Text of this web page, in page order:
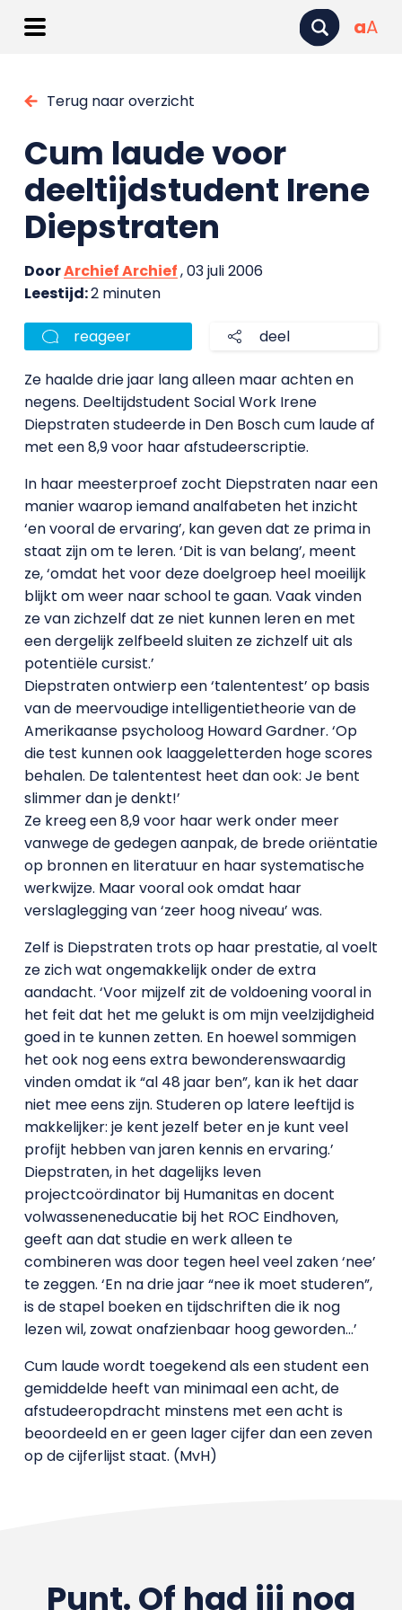
aA
Terug naar overzicht
Cum laude voor
deeltijdstudent Irene
Diepstraten
DoorArchief Archief, 03 juli 2006
Leestijd:2 minuten
reageer deel
Ze haalde drie jaar lang alleen maar achten en
negens. Deeltijdstudent Social Work Irene
Diepstraten studeerde in Den Bosch cum laude af
met een 8,9 voor haar afstudeerscriptie.
In haar meesterproef zocht Diepstraten naar een
manier waarop iemand analfabeten het inzicht
‘en vooral de ervaring’, kan geven dat ze prima in
staat zijn om te leren. ‘Dit is van belang’, meent
ze, ‘omdat het voor deze doelgroep heel moeilijk
blijkt om weer naar school te gaan. Vaak vinden
ze van zichzelf dat ze niet kunnen leren en met
een dergelijk zelfbeeld sluiten ze zichzelf uit als
potentiële cursist.’
Diepstraten ontwierp een ‘talententest’ op basis
van de meervoudige intelligentietheorie van de
Amerikaanse psycholoog Howard Gardner. ‘Op
die test kunnen ook laaggeletterden hoge scores
behalen. De talententest heet dan ook: Je bent
slimmer dan je denkt!’
Ze kreeg een 8,9 voor haar werk onder meer
vanwege de gedegen aanpak, de brede oriëntatie
op bronnen en literatuur en haar systematische
werkwijze. Maar vooral ook omdat haar
verslaglegging van ‘zeer hoog niveau’ was.
Zelf is Diepstraten trots op haar prestatie, al voelt
ze zich wat ongemakkelijk onder de extra
aandacht. ‘Voor mijzelf zit de voldoening vooral in
het feit dat het me gelukt is om mijn veelzijdigheid
goed in te kunnen zetten. En hoewel sommigen
het ook nog eens extra bewonderenswaardig
vinden omdat ik “al 48 jaar ben”, kan ik het daar
niet mee eens zijn. Studeren op latere leeftijd is
makkelijker: je kent jezelf beter en je kunt veel
profijt hebben van jaren kennis en ervaring.’
Diepstraten, in het dagelijks leven
projectcoördinator bij Humanitas en docent
volwasseneneducatie bij het ROC Eindhoven,
geeft aan dat studie en werk alleen te
combineren was door tegen heel veel zaken ‘nee’
te zeggen. ‘En na drie jaar “nee ik moet studeren”,
is de stapel boeken en tijdschriften die ik nog
lezen wil, zowat onafzienbaar hoog geworden…’
Cum laude wordt toegekend als een student een
gemiddelde heeft van minimaal een acht, de
afstudeeropdracht minstens met een acht is
beoordeeld en er geen lager cijfer dan een zeven
op de cijferlijst staat. (MvH)
Punt. Of had jij nog